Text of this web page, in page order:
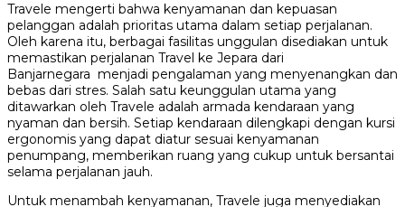
Travele mengerti bahwa kenyamanan dan kepuasan
pelanggan adalah prioritas utama dalam setiap perjalanan.
Oleh karena itu, berbagai fasilitas unggulan disediakan untuk
memastikan perjalanan Travel ke Jepara dari
Banjarnegara menjadi pengalaman yang menyenangkan dan
bebas dari stres. Salah satu keunggulan utama yang
ditawarkan oleh Travele adalah armada kendaraan yang
nyaman dan bersih. Setiap kendaraan dilengkapi dengan kursi
ergonomis yang dapat diatur sesuai kenyamanan
penumpang, memberikan ruang yang cukup untuk bersantai
selama perjalanan jauh.
Untuk menambah kenyamanan, Travele juga menyediakan